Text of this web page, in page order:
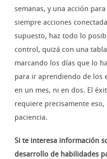
semanas, y una acción
siempre acciones
supuesto, haz todo lo
control, quizá con una
marcando los días que lo
para ir aprendiendo de los
en un mes, ni en dos. El
requiere precisamente
paciencia.
Si te interesa información
desarrollo de habilidades